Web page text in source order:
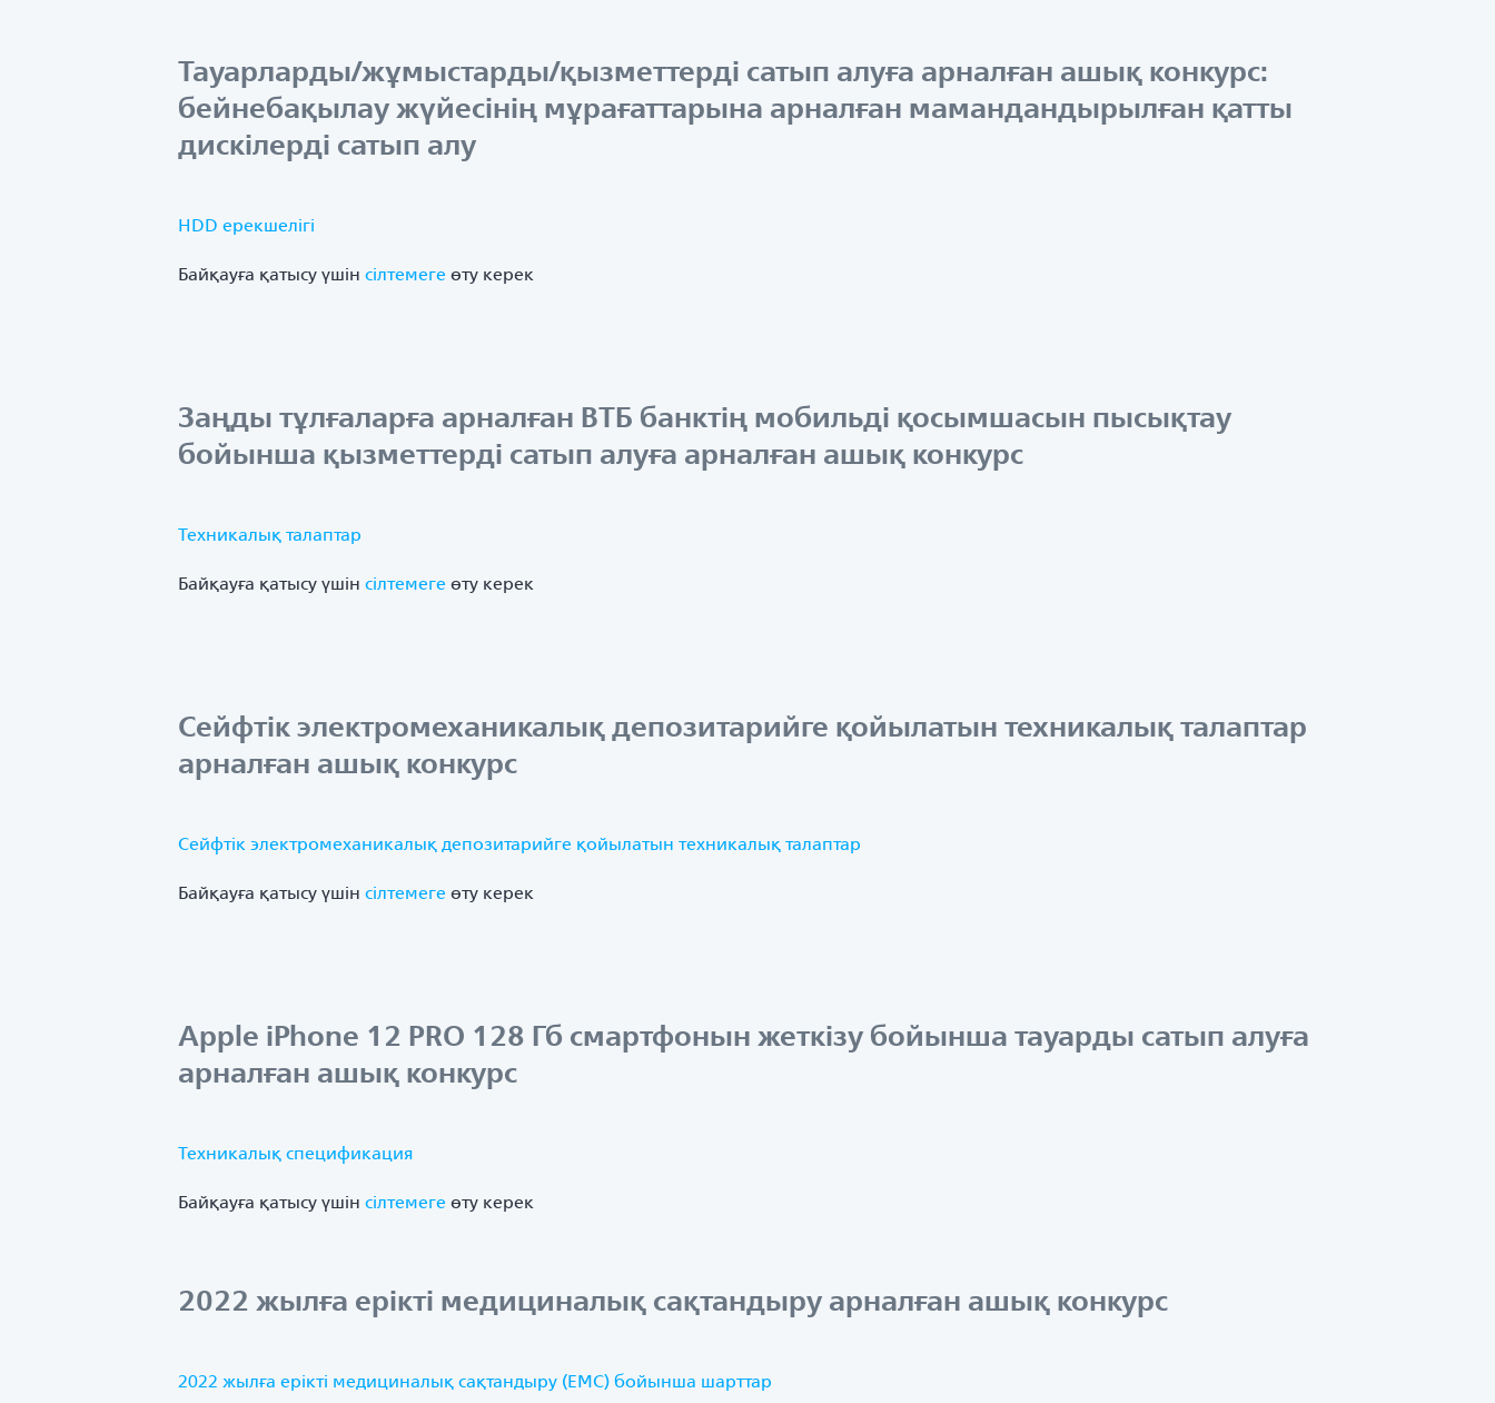
Тауарларды/жұмыстарды/қызметтерді сатып алуға арналған ашық конкурс:
бейнебақылау жүйесінің мұрағаттарына арналған мамандандырылған қатты
дискілерді сатып алу
HDD ерекшелігі
Байқауға қатысу үшін сілтемеге өту керек
Заңды тұлғаларға арналған ВТБ банктің мобильді қосымшасын пысықтау
бойынша қызметтерді сатып алуға арналған ашық конкурс
Техникалық талаптар
Байқауға қатысу үшін сілтемеге өту керек
Сейфтік электромеханикалық депозитарийге қойылатын техникалық талаптар
арналған ашық конкурс
Сейфтік электромеханикалық депозитарийге қойылатын техникалық талаптар
Байқауға қатысу үшін сілтемеге өту керек
Apple iPhone 12 PRO 128 Гб смартфонын жеткізу бойынша тауарды сатып алуға
арналған ашық конкурс
Техникалық спецификация
Байқауға қатысу үшін сілтемеге өту керек
2022 жылға ерікті медициналық сақтандыру арналған ашық конкурс
2022 жылға ерікті медициналық сақтандыру (ЕМС) бойынша шарттар